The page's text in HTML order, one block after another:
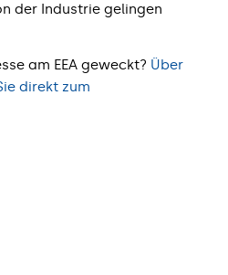
der Industrie gelingen
am EEA geweckt? Über
direkt zum